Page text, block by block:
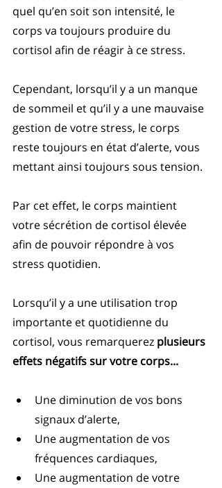
quel qu’en soit son intensité, le
corps va toujours produire du
cortisol afin de réagir à ce stress.
Cependant, lorsqu’il y a un manque
de sommeil et qu’il y a une mauvaise
gestion de votre stress, le corps
reste toujours en état d’alerte, vous
mettant ainsi toujours sous tension.
Par cet effet, le corps maintient
votre sécrétion de cortisol élevée
afin de pouvoir répondre à vos
stress quotidien.
Lorsqu’il y a une utilisation trop
importante et quotidienne du
cortisol, vous remarquerez plusieurs
effets négatifs sur votre corps...
Une diminution de vos bons
signaux d’alerte,
Une augmentation de vos
fréquences cardiaques,
Une augmentation de votre